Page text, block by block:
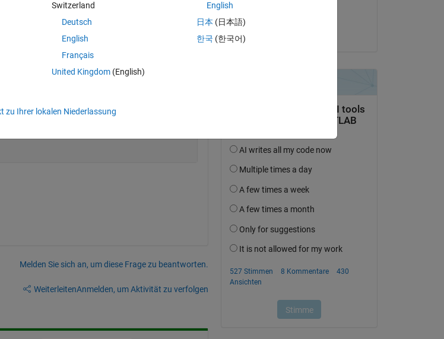
Melden Sie sich an, um diese Frage zu beantworten.
WeiterleitenAnmelden, um Aktivität zu verfolgen
Akzeptiert:
Switzerland
Deutsch
English
Français
United Kingdom(English)
English
日本 (日本語)
한국 (한국어)
zu Ihrer lokalen Niederlassung